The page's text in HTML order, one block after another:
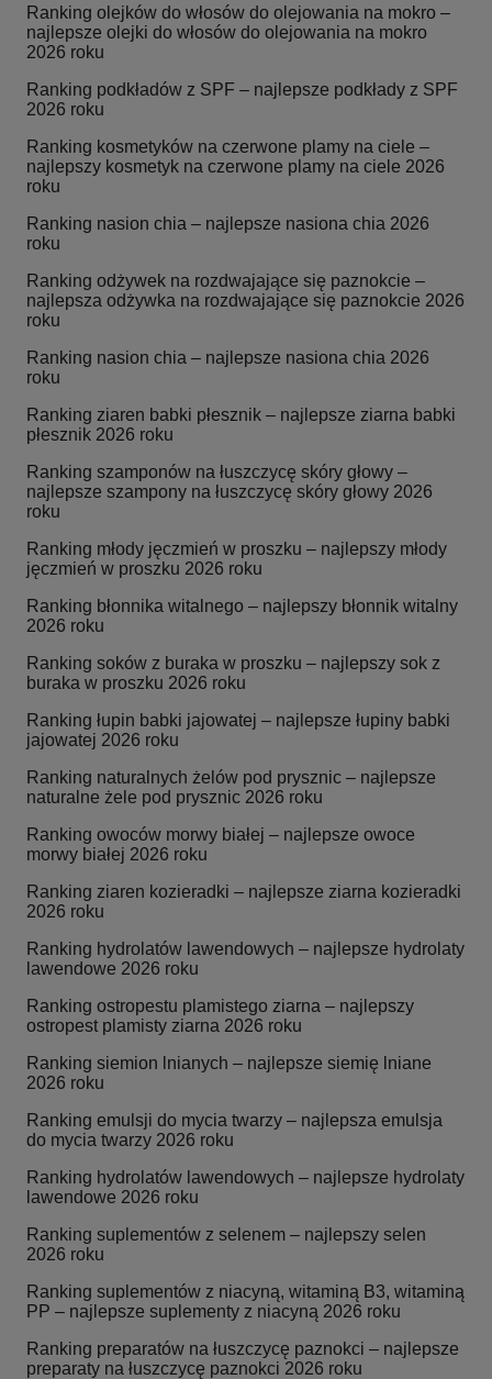
Ranking olejków do włosów do olejowania na mokro –
najlepsze olejki do włosów do olejowania na mokro
2026 roku
Ranking podkładów z SPF – najlepsze podkłady z SPF
2026 roku
Ranking kosmetyków na czerwone plamy na ciele –
najlepszy kosmetyk na czerwone plamy na ciele 2026
roku
Ranking nasion chia – najlepsze nasiona chia 2026
roku
Ranking odżywek na rozdwajające się paznokcie –
najlepsza odżywka na rozdwajające się paznokcie 2026
roku
Ranking nasion chia – najlepsze nasiona chia 2026
roku
Ranking ziaren babki płesznik – najlepsze ziarna babki
płesznik 2026 roku
Ranking szamponów na łuszczycę skóry głowy –
najlepsze szampony na łuszczycę skóry głowy 2026
roku
Ranking młody jęczmień w proszku – najlepszy młody
jęczmień w proszku 2026 roku
Ranking błonnika witalnego – najlepszy błonnik witalny
2026 roku
Ranking soków z buraka w proszku – najlepszy sok z
buraka w proszku 2026 roku
Ranking łupin babki jajowatej – najlepsze łupiny babki
jajowatej 2026 roku
Ranking naturalnych żelów pod prysznic – najlepsze
naturalne żele pod prysznic 2026 roku
Ranking owoców morwy białej – najlepsze owoce
morwy białej 2026 roku
Ranking ziaren kozieradki – najlepsze ziarna kozieradki
2026 roku
Ranking hydrolatów lawendowych – najlepsze hydrolaty
lawendowe 2026 roku
Ranking ostropestu plamistego ziarna – najlepszy
ostropest plamisty ziarna 2026 roku
Ranking siemion lnianych – najlepsze siemię lniane
2026 roku
Ranking emulsji do mycia twarzy – najlepsza emulsja
do mycia twarzy 2026 roku
Ranking hydrolatów lawendowych – najlepsze hydrolaty
lawendowe 2026 roku
Ranking suplementów z selenem – najlepszy selen
2026 roku
Ranking suplementów z niacyną, witaminą B3, witaminą
PP – najlepsze suplementy z niacyną 2026 roku
Ranking preparatów na łuszczycę paznokci – najlepsze
preparaty na łuszczycę paznokci 2026 roku